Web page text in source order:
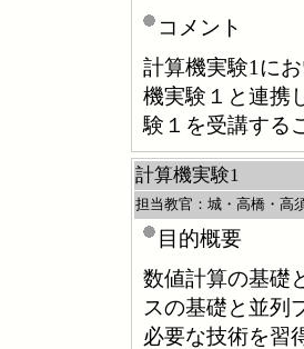
コメント
計算機実験1に
機実験１と連携
験１を受講する
計算機実験1
担当教官：城・高橋・高
目的概要
数値計算の基礎
スの基礎と並列
必要な技術を習